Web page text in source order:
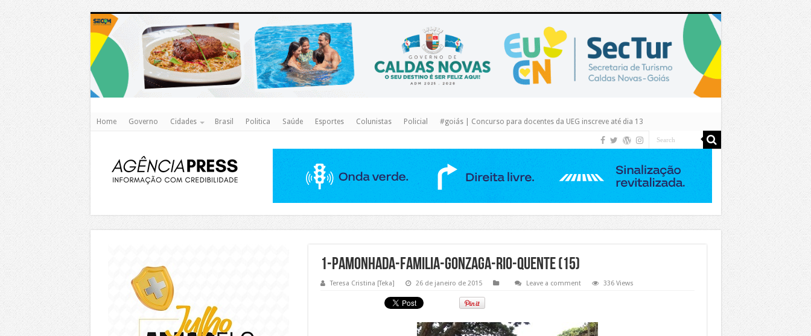
https://www.caldasnovas.go.gov.br/
Home Governo Cidades Brasil Politica Saúde Esportes Colunistas Policial #goiás | Concurso para docentes da UEG inscreve até dia 13
1-pamonhada-familia-gonzaga-rio-quente (15)
Teresa Cristina [Teka] 26 de janeiro de 2015 Leave a comment 336 Views